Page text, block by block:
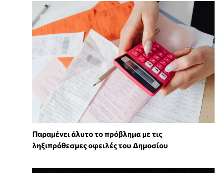
Παραμένει άλυτο το πρόβλημα με τις
ληξιπρόθεσμες οφειλές του Δημοσίου